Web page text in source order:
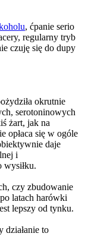
, ćpanie serio
regularny tryb
czuję się do dupy
okrutnie
serotoninowych
żart, jak na
opłaca się w ogóle
daje
i
wysiłku.
czy zbudowanie
latach harówki
lepszy od tynku.
działanie to